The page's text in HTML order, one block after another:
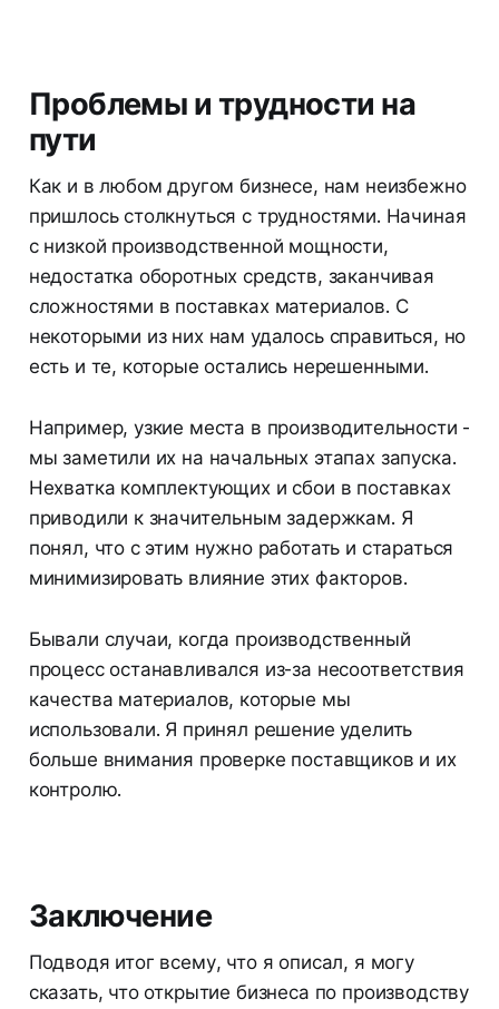
Проблемы и трудности на
пути
Как и в любом другом бизнесе, нам неизбежно
пришлось столкнуться с трудностями. Начиная
с низкой производственной мощности,
недостатка оборотных средств, заканчивая
сложностями в поставках материалов. С
некоторыми из них нам удалось справиться, но
есть и те, которые остались нерешенными.
Например, узкие места в производительности -
мы заметили их на начальных этапах запуска.
Нехватка комплектующих и сбои в поставках
приводили к значительным задержкам. Я
понял, что с этим нужно работать и стараться
минимизировать влияние этих факторов.
Бывали случаи, когда производственный
процесс останавливался из-за несоответствия
качества материалов, которые мы
использовали. Я принял решение уделить
больше внимания проверке поставщиков и их
контролю.
Заключение
Подводя итог всему, что я описал, я могу
сказать, что открытие бизнеса по производству